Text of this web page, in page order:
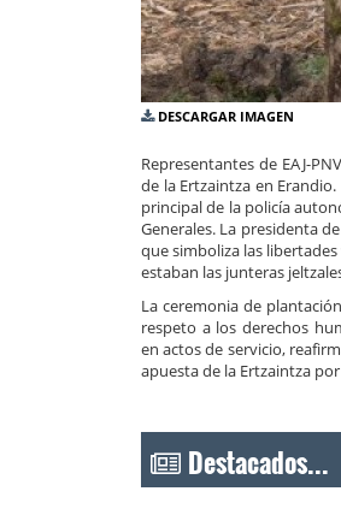
DESCARGAR IMAGEN
Representantes de EAJ-
de la Ertzaintza en
principal de la policía
Generales. La presidenta
que simboliza las
estaban las junteras
La ceremonia de
respeto a los derechos
en actos de servicio,
apuesta de la Ertzaintza
Destacados...